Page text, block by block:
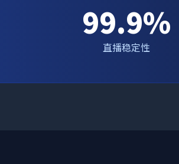
99.9%
直播稳定性